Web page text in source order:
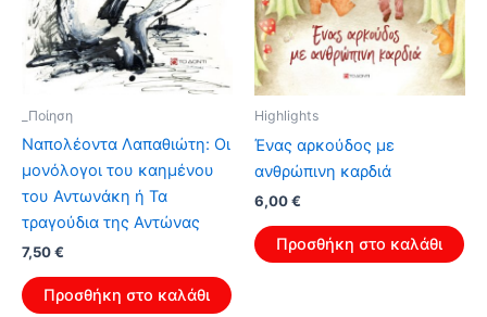
_Ποίηση
Ναπολέοντα Λαπαθιώτη: Οι
μονόλογοι του καημένου
του Αντωνάκη ή Τα
τραγούδια της Αντώνας
Original
was:
12,00 €.
7,50€
τιμή
είναι:
Προσθήκη στο καλάθι
Highlights
Ένας αρκούδος με
ανθρώπινη καρδιά
Original
was:
9,60 €.
6,00€
τιμή
είναι:
Προσθήκη στο καλάθι